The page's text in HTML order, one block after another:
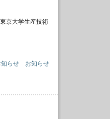
京大学生産技術
お知らせ
らせ